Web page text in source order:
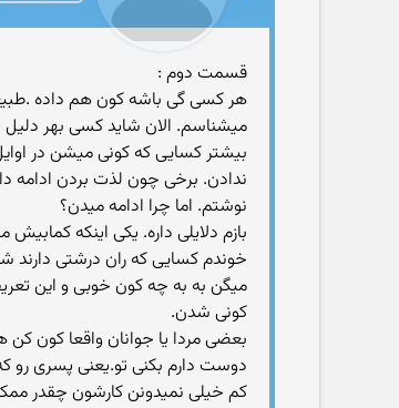
قسمت دوم :
هر کسی گی باشه کون هم داده
میشناسم. الان شاید کسی بهر
بیشتر کسایی که کونی میشن در
ندادن. برخی چون لذت بردن ادامه
نوشتم. اما چرا ادامه میدن؟
بازم دلایلی داره. یکی اینکه
خوندم کسایی که ران درشتی دارند
میگن به به چه کون خوبی و این
کونی شدن.
بعضی مردا یا جوانان واقعا کون
دوست دارم بکنی تو.یعنی پسری رو
کم خیلی نمیدونن کارشون چقدر